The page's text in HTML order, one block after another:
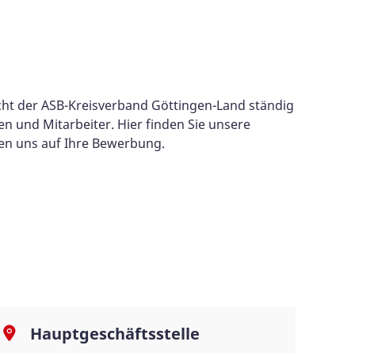
der ASB-Kreisverband Göttingen-Land ständig
und Mitarbeiter. Hier finden Sie unsere
uns auf Ihre Bewerbung.
Hauptgeschäftsstelle